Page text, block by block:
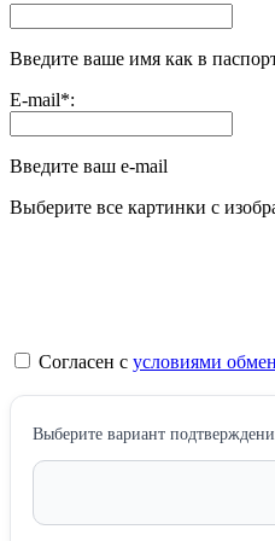
Введите ваше имя как в
E-mail*:
Введите ваш e-mail
Выберите все картинки с
Согласен с условиями
Выберите вариант